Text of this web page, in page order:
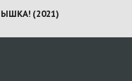
(2021)